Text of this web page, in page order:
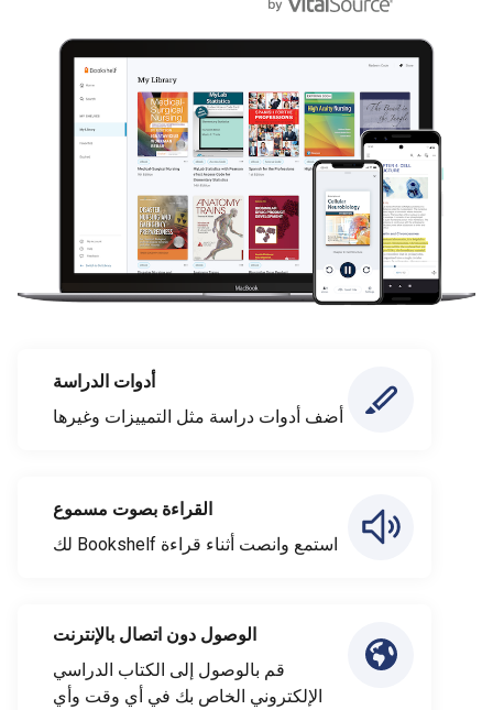
أدوات الدراسة
أضف أدوات دراسة مثل التمييزات وغيرها
القراءة بصوت مسموع
استمع وانصت أثناء قراءة Bookshelf لك
الوصول دون اتصال بالإنترنت
قم بالوصول إلى الكتاب الدراسي
الإلكتروني الخاص بك في أي وقت وأي